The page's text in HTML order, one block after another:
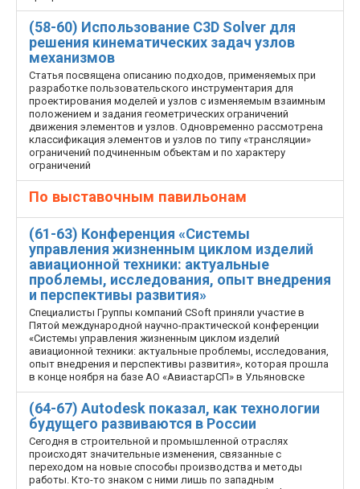
(58-60) Использование C3D Solver для
решения кинематических задач узлов
механизмов
Статья посвящена описанию подходов, применяемых при
разработке пользовательского инструментария для
проектирования моделей и узлов с изменяемым взаимным
положением и задания геометрических ограничений
движения элементов и узлов. Одновременно рассмотрена
классификация элементов и узлов по типу «трансляции»
ограничений подчиненным объектам и по характеру
ограничений
По выставочным павильонам
(61-63) Конференция «Системы
управления жизненным циклом изделий
авиационной техники: актуальные
проблемы, исследования, опыт внедрения
и перспективы развития»
Специалисты Группы компаний CSoft приняли участие в
Пятой международной научно-практической конференции
«Системы управления жизненным циклом изделий
авиационной техники: актуальные проблемы, исследования,
опыт внедрения и перспективы развития», которая прошла
в конце ноября на базе АО «Авиастар­СП» в Ульяновске
(64-67) Autodesk показал, как технологии
будущего развиваются в России
Сегодня в строительной и промышленной отраслях
происходят значительные изменения, связанные с
переходом на новые способы производства и методы
работы. Кто-то знаком с ними лишь по западным